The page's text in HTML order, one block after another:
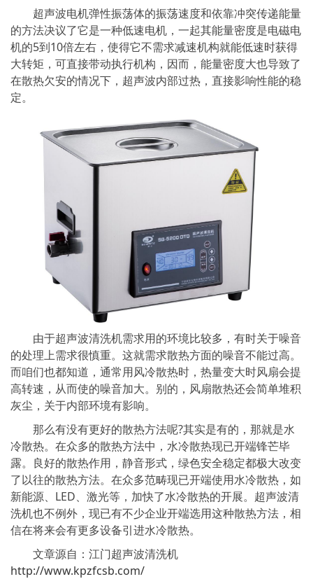
超声波电机弹性振荡体的振荡速度和依靠冲突传递能量
的方法决议了它是一种低速电机，一起其能量密度是电磁电
机的5到10倍左右，使得它不需求减速机构就能低速时获得
大转矩，可直接带动执行机构，因而，能量密度大也导致了
在散热欠安的情况下，超声波内部过热，直接影响性能的稳
定。
由于超声波清洗机需求用的环境比较多，有时关于噪音
的处理上需求很慎重。这就需求散热方面的噪音不能过高。
而咱们也都知道，通常用风冷散热时，热量变大时风扇会提
高转速，从而使的噪音加大。别的，风扇散热还会简单堆积
灰尘，关于内部环境有影响。
那么有没有更好的散热方法呢?其实是有的，那就是水
冷散热。在众多的散热方法中，水冷散热现已开端锋芒毕
露。良好的散热作用，静音形式，绿色安全稳定都极大改变
了以往的散热方法。在众多范畴现已开端使用水冷散热，如
新能源、LED、激光等，加快了水冷散热的开展。超声波清
洗机也不例外，现已有不少企业开端选用这种散热方法，相
信在将来会有更多设备引进水冷散热。
文章源自：江门超声波清洗机
http://www.kpzfcsb.com/